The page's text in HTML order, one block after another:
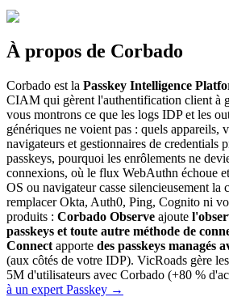
À propos de Corbado
Corbado est la Passkey Intelligence
CIAM qui gèrent l'authentification client à
vous montrons ce que les logs IDP et les
génériques ne voient pas : quels appareils,
navigateurs et gestionnaires de credentials
passkeys, pourquoi les enrôlements ne
connexions, où le flux WebAuthn échoue
OS ou navigateur casse silencieusement la
remplacer Okta, Auth0, Ping, Cognito ni
produits : Corbado Observe ajoute
passkeys et toute autre méthode de
Connect apporte des passkeys managés
(aux côtés de votre IDP). VicRoads gère
5M d'utilisateurs avec Corbado (+80 %
à un expert Passkey →